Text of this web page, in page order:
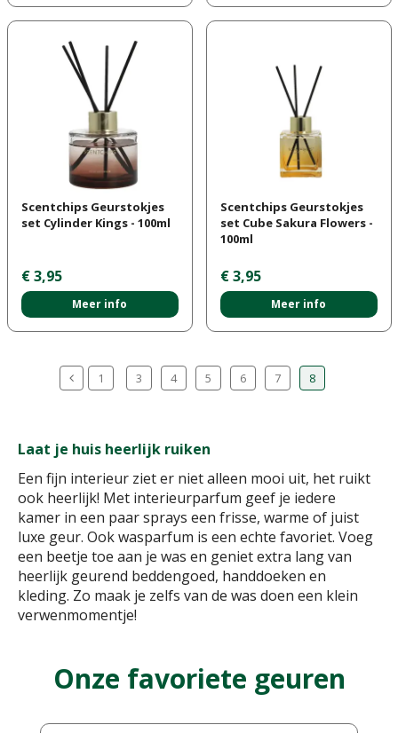
Scentchips Geurstokjes
set Cylinder Kings - 100ml
€ 3,95
Meer info
Scentchips Geurstokjes
set Cube Sakura Flowers -
100ml
€ 3,95
Meer info
1 3 4 5 6 7 8
Laat je huis heerlijk ruiken
Een fijn interieur ziet er niet alleen mooi uit, het ruikt
ook heerlijk! Met interieurparfum geef je iedere
kamer in een paar sprays een frisse, warme of juist
luxe geur. Ook wasparfum is een echte favoriet. Voeg
een beetje toe aan je was en geniet extra lang van
heerlijk geurend beddengoed, handdoeken en
kleding. Zo maak je zelfs van de was doen een klein
verwenmomentje!
Onze favoriete geuren